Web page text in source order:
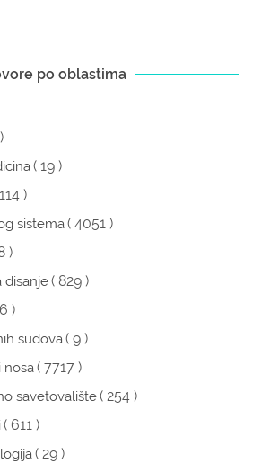
po oblastima
( 19 )
)
sistema( 4051 )
)
disanje( 829 )
)
sudova( 9 )
nosa( 7717 )
savetovalište( 254 )
( 611 )
( 29 )